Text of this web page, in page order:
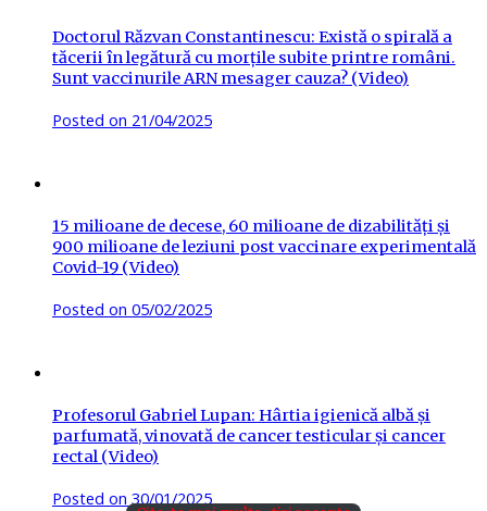
Doctorul Răzvan Constantinescu: Există o spirală a
tăcerii în legătură cu morțile subite printre români.
Sunt vaccinurile ARN mesager cauza? (Video)
Posted on 21/04/2025
15 milioane de decese, 60 milioane de dizabilități și
900 milioane de leziuni post vaccinare experimentală
Covid-19 (Video)
Posted on 05/02/2025
Profesorul Gabriel Lupan: Hârtia igienică albă și
parfumată, vinovată de cancer testicular și cancer
rectal (Video)
Posted on30/01/2025